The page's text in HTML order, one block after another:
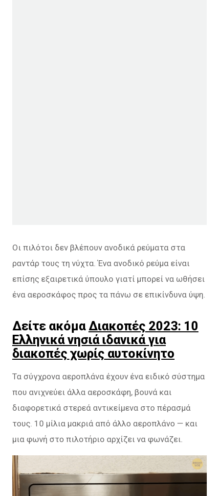
Οι πιλότοι δεν βλέπουν ανοδικά ρεύματα στα
ραντάρ τους τη νύχτα. Ένα ανοδικό ρεύμα είναι
επίσης εξαιρετικά ύπουλο γιατί μπορεί να ωθήσει
ένα αεροσκάφος προς τα πάνω σε επικίνδυνα ύψη.
Δείτε ακόμαΔιακοπές 2023: 10
Eλληνικά νησιά ιδανικά για
διακοπές χωρίς αυτοκίνητο
Τα σύγχρονα αεροπλάνα έχουν ένα ειδικό σύστημα
που ανιχνεύει άλλα αεροσκάφη, βουνά και
διαφορετικά στερεά αντικείμενα στο πέρασμά
τους. 10 μίλια μακριά από άλλο αεροπλάνο — και
μια φωνή στο πιλοτήριο αρχίζει να φωνάζει.